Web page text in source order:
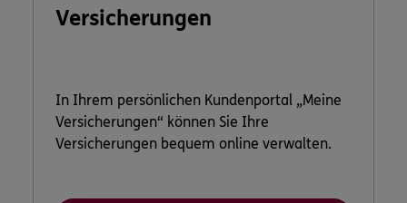
Versicherungen
In Ihrem persönlichen Kundenportal „Meine
Versicherungen“ können Sie Ihre
Versicherungen bequem online verwalten.